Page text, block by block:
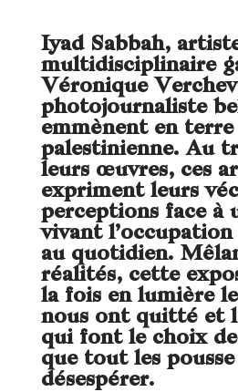
Iyad Sabbah,
multidisciplinaire
Véronique
photojournaliste
emmènent en terre
palestinienne. Au
leurs œuvres, ces
expriment leurs
perceptions face à
vivant
au quotidien.
réalités, cette
la fois en lumière
nous ont quitté et
qui font le choix
que tout les pousse
désespérer.